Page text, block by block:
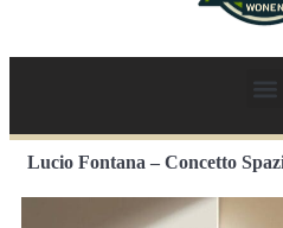
Lucio Fontana – Concetto